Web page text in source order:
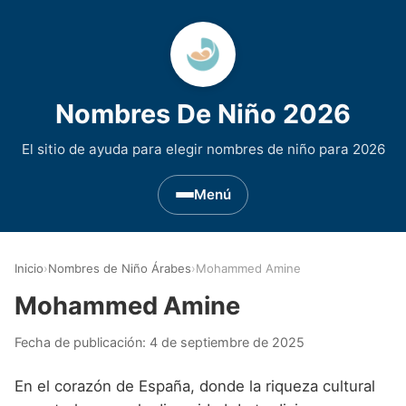
Nombres De Niño 2026
El sitio de ayuda para elegir nombres de niño para 2026
Menú
Nombres de niño que empiezan por D
Nombres de Niño Asturianos
Nombres de Niño Celtas
Inicio›Nombres de Niño Árabes›Mohammed Amine
Mohammed Amine
Fecha de publicación: 4 de septiembre de 2025
En el corazón de España, donde la riqueza cultural